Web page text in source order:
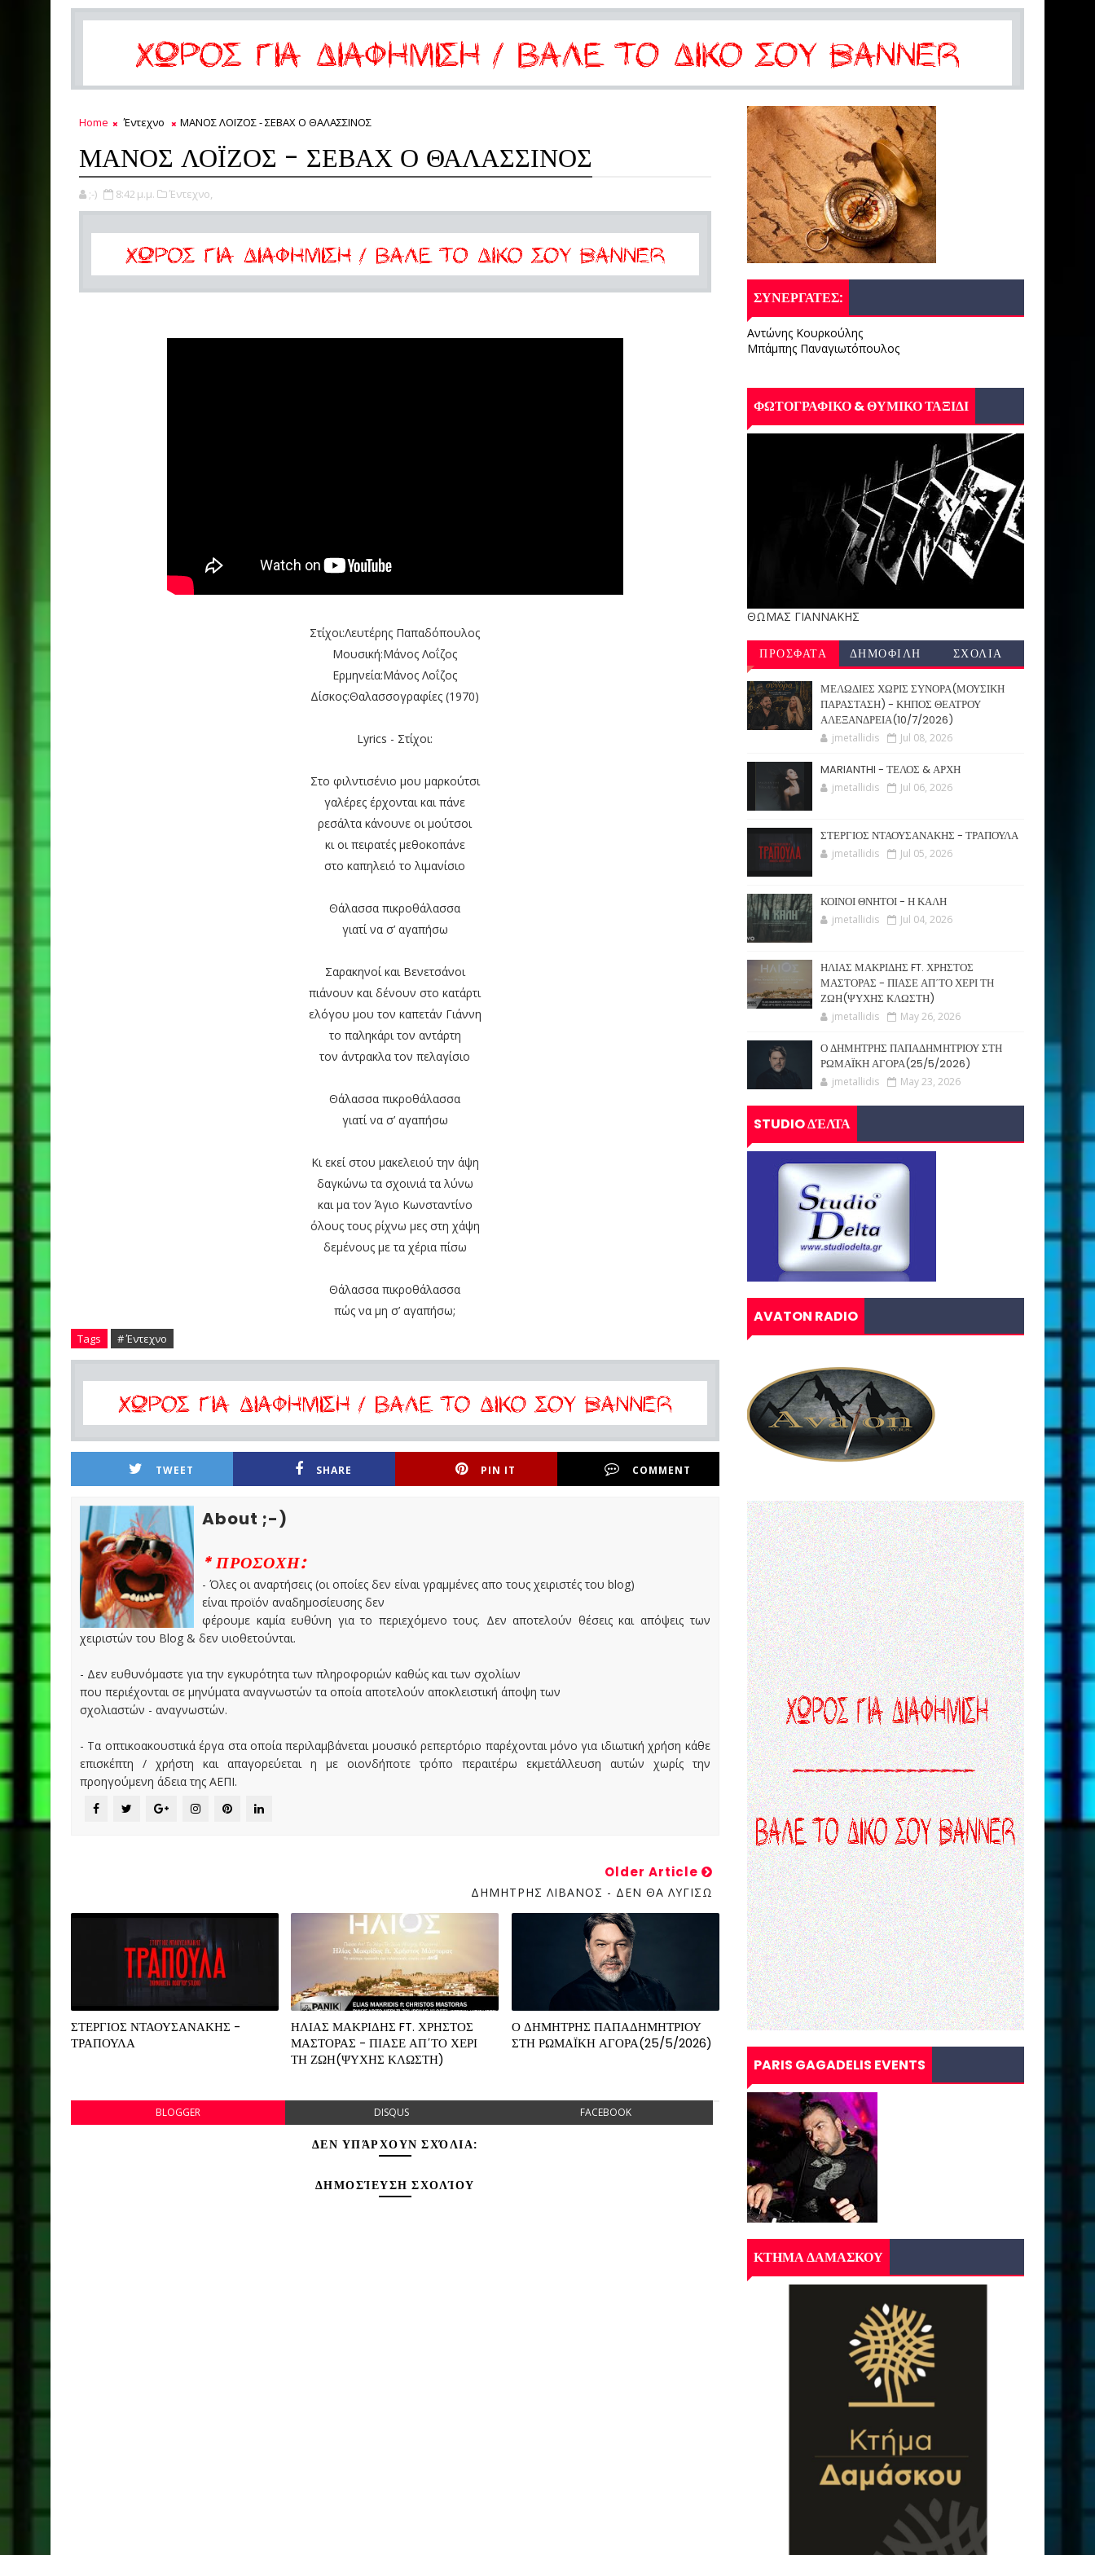
Home Έντεχνο ΜΑΝΟΣ ΛΟΪΖΟΣ - ΣΕΒΑΧ Ο ΘΑΛΑΣΣΙΝΟΣ
ΜΑΝΟΣ ΛΟΪΖΟΣ - ΣΕΒΑΧ Ο ΘΑΛΑΣΣΙΝΟΣ
;-) 8:42 μ.μ. Έντεχνο,
Στίχοι:Λευτέρης Παπαδόπουλος
Μουσική:Μάνος Λοΐζος
Ερμηνεία:Μάνος Λοΐζος
Δίσκος:Θαλασσογραφίες (1970)
Lyrics - Στίχοι:
Στο φιλντισένιο μου μαρκούτσι
γαλέρες έρχονται και πάνε
ρεσάλτα κάνουνε οι μούτσοι
κι οι πειρατές μεθοκοπάνε
στο καπηλειό το λιμανίσιο
Θάλασσα πικροθάλασσα
γιατί να σ’ αγαπήσω
Σαρακηνοί και Βενετσάνοι
πιάνουν και δένουν στο κατάρτι
ελόγου μου τον καπετάν Γιάννη
το παληκάρι τον αντάρτη
τον άντρακλα τον πελαγίσιο
Θάλασσα πικροθάλασσα
γιατί να σ’ αγαπήσω
Κι εκεί στου μακελειού την άψη
δαγκώνω τα σχοινιά τα λύνω
και μα τον Άγιο Κωνσταντίνο
όλους τους ρίχνω μες στη χάψη
δεμένους με τα χέρια πίσω
Θάλασσα πικροθάλασσα
πώς να μη σ’ αγαπήσω;
Tags # Έντεχνο
TWEET SHARE PIN IT COMMENT
About ;-)
* ΠΡΟΣΟΧΗ:
- Όλες οι αναρτήσεις (οι οποίες δεν είναι γραμμένες απο τους χειριστές του blog)
είναι προϊόν αναδημοσίευσης δεν
φέρουμε καμία ευθύνη για το περιεχόμενο τους. Δεν αποτελούν θέσεις και απόψεις των
χειριστών του Blog & δεν υιοθετούνται.
- Δεν ευθυνόμαστε για την εγκυρότητα των πληροφοριών καθώς και των σχολίων
που περιέχονται σε μηνύματα αναγνωστών τα οποία αποτελούν αποκλειστική άποψη των
σχολιαστών - αναγνωστών.
- Τα οπτικοακουστικά έργα στα οποία περιλαμβάνεται μουσικό ρεπερτόριο παρέχονται μόνο για ιδιωτική χρήση κάθε
επισκέπτη / χρήστη και απαγορεύεται η με οιονδήποτε τρόπο περαιτέρω εκμετάλλευση αυτών χωρίς την
προηγούμενη άδεια της ΑΕΠΙ.
Older Article
ΔΗΜΗΤΡΗΣ ΛΙΒΑΝΟΣ - ΔΕΝ ΘΑ ΛΥΓΙΣΩ
ΣΤΕΡΓΙΟΣ ΝΤΑΟΥΣΑΝΑΚΗΣ -
ΤΡΑΠΟΥΛΑ
ΗΛΙΑΣ ΜΑΚΡΙΔΗΣ FT. ΧΡΗΣΤΟΣ
ΜΑΣΤΟΡΑΣ - ΠΙΑΣΕ ΑΠ΄ΤΟ ΧΕΡΙ
ΤΗ ΖΩΗ(ΨΥΧΗΣ ΚΛΩΣΤΗ)
Ο ΔΗΜΗΤΡΗΣ ΠΑΠΑΔΗΜΗΤΡΙΟΥ
ΣΤΗ ΡΩΜΑΪΚΗ ΑΓΟΡΑ(25/5/2026)
BLOGGER DISQUS FACEBOOK
ΔΕΝ ΥΠΆΡΧΟΥΝ ΣΧΌΛΙΑ:
ΔΗΜΟΣΊΕΥΣΗ ΣΧΟΛΊΟΥ
ΣΥΝΕΡΓΑΤΕΣ:
Αντώνης Κουρκούλης
Μπάμπης Παναγιωτόπουλος
ΦΩΤΟΓΡΑΦΙΚΟ & ΘΥΜΙΚΟ ΤΑΞΙΔΙ
ΘΩΜΑΣ ΓΙΑΝΝΑΚΗΣ
ΠΡΟΣΦΑΤΑ ΔΗΜΟΦΙΛΗ ΣΧΟΛΙΑ
ΜΕΛΩΔΙΕΣ ΧΩΡΙΣ ΣΥΝΟΡΑ(ΜΟΥΣΙΚΗ
ΠΑΡΑΣΤΑΣΗ) - ΚΗΠΟΣ ΘΕΑΤΡΟΥ
ΑΛΕΞΑΝΔΡΕΙΑ(10/7/2026)
jmetallidis Jul 08, 2026
MARIANTHI - ΤΕΛΟΣ & ΑΡΧΗ
jmetallidis Jul 06, 2026
ΣΤΕΡΓΙΟΣ ΝΤΑΟΥΣΑΝΑΚΗΣ - ΤΡΑΠΟΥΛΑ
jmetallidis Jul 05, 2026
ΚΟΙΝΟΙ ΘΝΗΤΟΙ - Η ΚΑΛΗ
jmetallidis Jul 04, 2026
ΗΛΙΑΣ ΜΑΚΡΙΔΗΣ FT. ΧΡΗΣΤΟΣ
ΜΑΣΤΟΡΑΣ - ΠΙΑΣΕ ΑΠ΄ΤΟ ΧΕΡΙ ΤΗ
ΖΩΗ(ΨΥΧΗΣ ΚΛΩΣΤΗ)
jmetallidis May 26, 2026
Ο ΔΗΜΗΤΡΗΣ ΠΑΠΑΔΗΜΗΤΡΙΟΥ ΣΤΗ
ΡΩΜΑΪΚΗ ΑΓΟΡΑ(25/5/2026)
jmetallidis May 23, 2026
STUDIO ΔΈΛΤΑ
AVATON RADIO
PARIS GAGADELIS EVENTS
ΚΤΗΜΑ ΔΑΜΑΣΚΟΥ